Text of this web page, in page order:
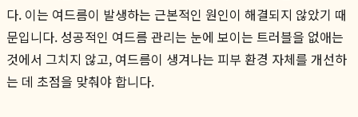
다. 이는 여드름이 발생하는 근본적인 원인이 해결되지 않았기 때
문입니다. 성공적인 여드름 관리는 눈에 보이는 트러블을 없애는
것에서 그치지 않고, 여드름이 생겨나는 피부 환경 자체를 개선하
는 데 초점을 맞춰야 합니다.